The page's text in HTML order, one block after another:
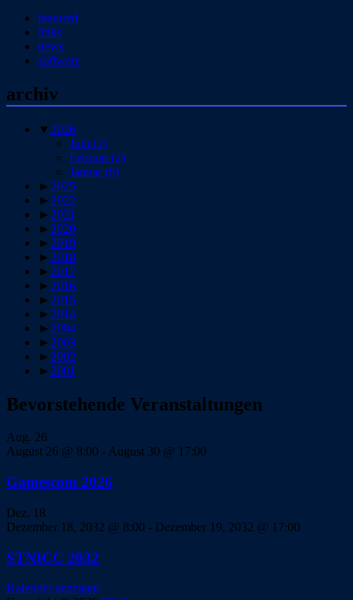
featured
links
news
software
archiv
▼ 2026
Juni (2)
Februar(2)
Januar(6)
► 2025
► 2022
► 2021
► 2020
► 2019
► 2018
► 2017
► 2016
► 2015
► 2014
► 2004
► 2003
► 2002
► 2001
Bevorstehende Veranstaltungen
Aug. 26
August 26 @ 8:00 -August 30 @ 17:00
Gamescom 2026
Dez. 18
Dezember 18, 2032 @ 8:00 - Dezember 19, 2032 @ 17:00
STNICC 2032
Kalender anzeigen